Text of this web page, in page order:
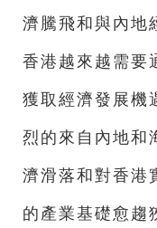
濟騰飛和與內地
香港越來越需要
獲取經濟發展機
烈的來自內地和
濟滑落和對香港
的產業基礎愈趨